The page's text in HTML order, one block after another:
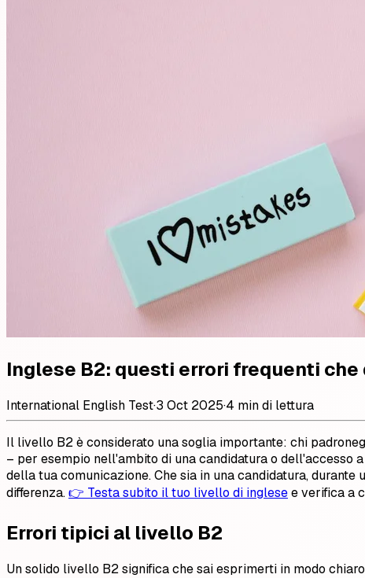
Inglese B2: questi errori frequenti
International English Test·3 Oct 2025·4 min di lettura
Il livello B2 è considerato una soglia importante: chi
– per esempio nell'ambito di una candidatura o
della tua comunicazione. Che sia in una candidatura,
differenza.👉 Testa subito il tuo livello di inglesee verifica a
Errori tipici al livello B2
Un solido livello B2 significa che sai esprimerti in modo